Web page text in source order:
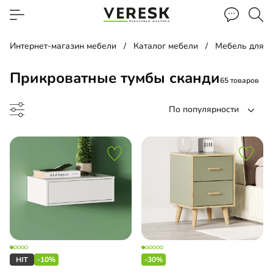
Интернет-магазин мебели Каталог мебели Мебель для
Прикроватные тумбы сканди65 товаров
По популярности
прикроватная
тумба
-10% -30%